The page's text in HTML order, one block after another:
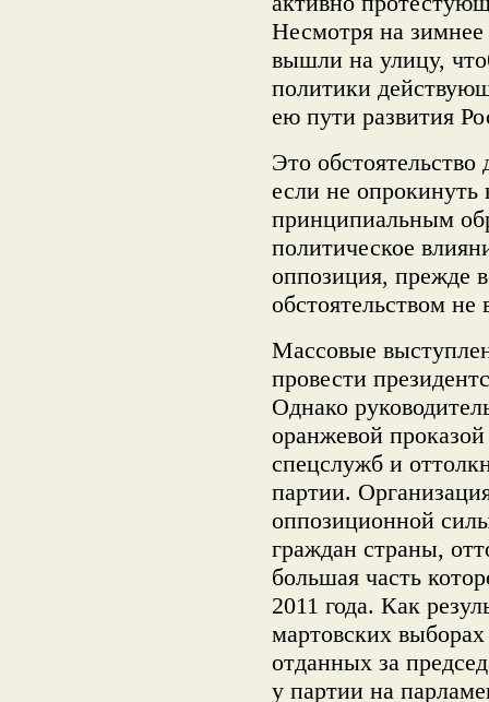
Несмотря на зимнее
вышли на улицу,
политики
ею пути развития
Это
если не
принципиальным
политическое
оппозиция, прежде
обстоятельством не
Массовые
провести
Однако
оранжевой
спецслужб и
партии.
оппозиционной
граждан страны,
большая часть
2011 года. Как
мартовских
отданных за
у партии на